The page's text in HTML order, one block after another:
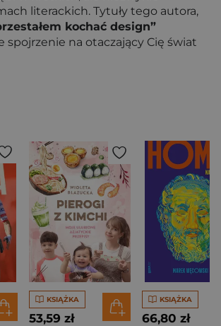
literackich. Tytuły tego autora,
kochać design”
spojrzenie na otaczający Cię świat
KSIĄŻKA
53,59 zł
KSIĄŻKA
66,80 zł